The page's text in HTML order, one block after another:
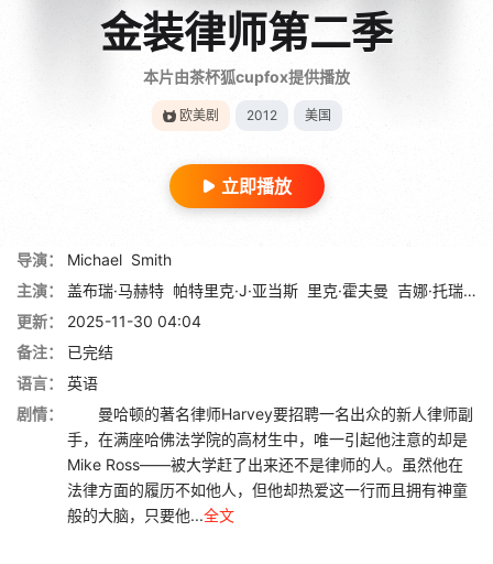
金装律师第二季
本片由茶杯狐cupfox提供播放
欧美剧 2012 美国
立即播放
导演： Michael Smith
主演：
盖布瑞·马赫特 帕特里克·J·亚当斯 里克·霍夫曼 吉娜·托瑞斯
更新：
2025-11-30 04:04
备注：
已完结
语言：
英语
剧情：
曼哈顿的著名律师Harvey要招聘一名出众的新人律师副
手，在满座哈佛法学院的高材生中，唯一引起他注意的却是
Mike Ross——被大学赶了出来还不是律师的人。虽然他在
法律方面的履历不如他人，但他却热爱这一行而且拥有神童
般的大脑，只要他...全文